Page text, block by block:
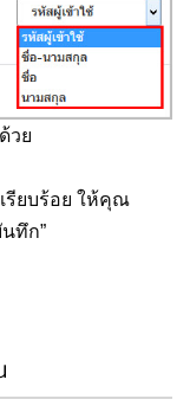
วย
ยบร้อย ให้คุณ
ทึก”